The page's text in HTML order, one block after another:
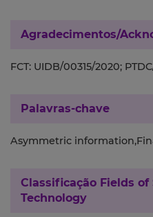
Agradecimentos/
FCT: UIDB/00315/2020;
Palavras-chave
Asymmetric
Classificação Fields of
Technology